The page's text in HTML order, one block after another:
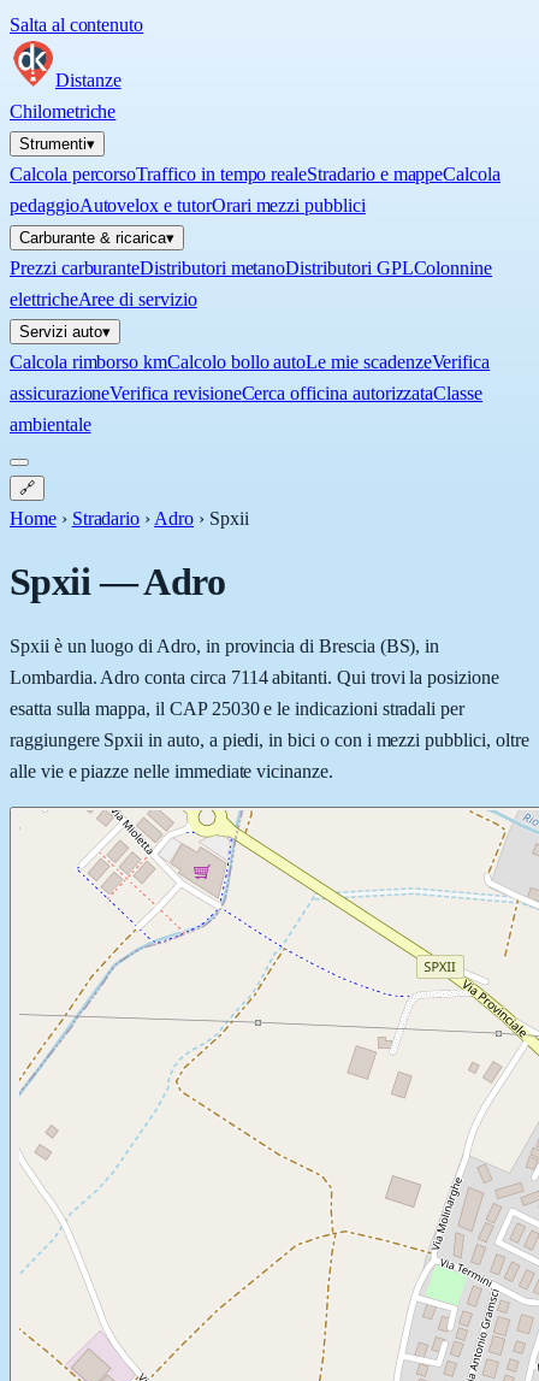
Salta al contenuto
Distanze
Chilometriche
Strumenti▾
Calcola percorsoTraffico in tempo realeStradario e mappeCalcola
pedaggioAutovelox e tutorOrari mezzi pubblici
Carburante & ricarica▾
Prezzi carburanteDistributori metanoDistributori GPLColonnine
elettricheAree di servizio
Servizi auto▾
Calcola rimborso kmCalcolo bollo autoLe mie scadenzeVerifica
assicurazioneVerifica revisioneCerca officina autorizzataClasse
ambientale
🔗
Home › Stradario › Adro › Spxii
Spxii—Adro
Spxii è un luogo di Adro, in provincia di Brescia (BS), in
Lombardia. Adro conta circa 7114 abitanti. Qui trovi la posizione
esatta sulla mappa, il CAP 25030 e le indicazioni stradali per
raggiungere Spxii in auto, a piedi, in bici o con i mezzi pubblici, oltre
alle vie e piazze nelle immediate vicinanze.